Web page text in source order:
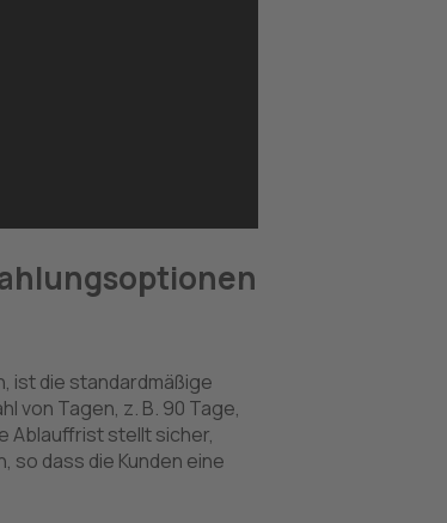
ist die standardmäßige
von Tagen, z. B. 90 Tage,
Ablauffrist stellt sicher,
so dass die Kunden eine